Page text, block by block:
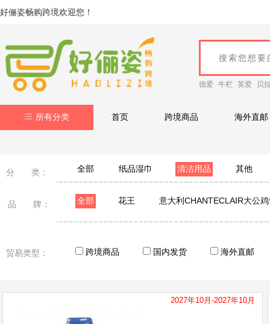
好俪姿畅购跨境欢迎您！
德爱 牛栏 英爱 贝
所有分类 首页 跨境商品 海外直邮
分 类： 全部 纸品湿巾 清洁用品 其他
品 牌： 全部 花王 意大利CHANTECLAIR大公
ST小鸡 ARS安速 domol 芝芙莲
小仓熊 pixysart比克希
KANCHIA康安佳
贸易类型：
跨境商品 国内发货 海外直邮
2027年10月-2027年10月